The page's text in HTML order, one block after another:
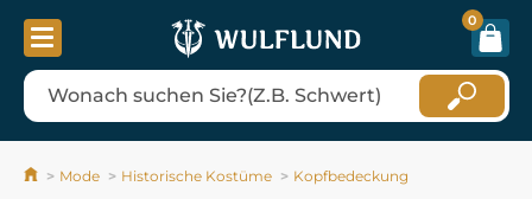
0
Mode Historische Kostüme Kopfbedeckung